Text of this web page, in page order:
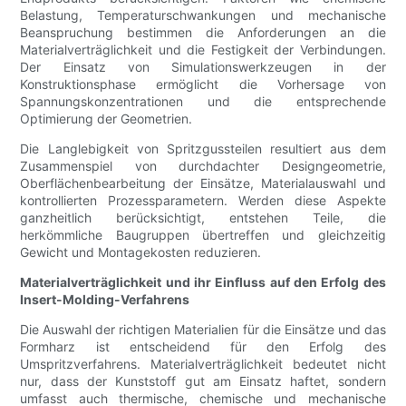
Belastung, Temperaturschwankungen und mechanische
Beanspruchung bestimmen die Anforderungen an die
Materialverträglichkeit und die Festigkeit der Verbindungen.
Der Einsatz von Simulationswerkzeugen in der
Konstruktionsphase ermöglicht die Vorhersage von
Spannungskonzentrationen und die entsprechende
Optimierung der Geometrien.
Die Langlebigkeit von Spritzgussteilen resultiert aus dem
Zusammenspiel von durchdachter Designgeometrie,
Oberflächenbearbeitung der Einsätze, Materialauswahl und
kontrollierten Prozessparametern. Werden diese Aspekte
ganzheitlich berücksichtigt, entstehen Teile, die
herkömmliche Baugruppen übertreffen und gleichzeitig
Gewicht und Montagekosten reduzieren.
Materialverträglichkeit und ihr Einfluss auf den Erfolg des
Insert-Molding-Verfahrens
Die Auswahl der richtigen Materialien für die Einsätze und das
Formharz ist entscheidend für den Erfolg des
Umspritzverfahrens. Materialverträglichkeit bedeutet nicht
nur, dass der Kunststoff gut am Einsatz haftet, sondern
umfasst auch thermische, chemische und mechanische